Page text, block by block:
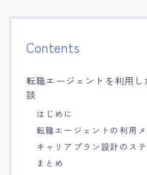
5.キャリアチェンジの体験談
6.専門家からのアドバイス集
7.エージェント面談のポイン
8.非公開求人の魅力
9.年代別の目標設定ポイント
Contents
転職エージェントを利用
談
はじめに
転職エージェントの利用
キャリアプラン設計のス
まとめ